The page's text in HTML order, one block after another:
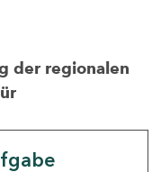
der regionalen